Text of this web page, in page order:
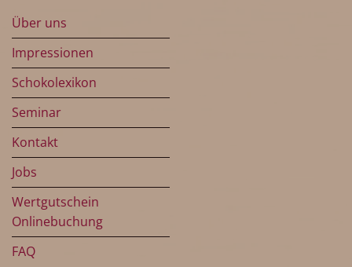
Über uns
Impressionen
Schokolexikon
Seminar
Kontakt
Jobs
Wertgutschein
Onlinebuchung
FAQ